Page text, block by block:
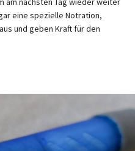
eine spezielle Notration,
und geben Kraft für den